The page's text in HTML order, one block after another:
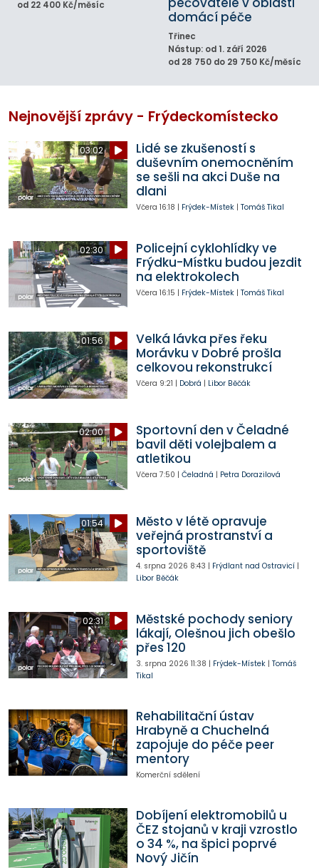
od 22 400 Kč/měsíc
domácí péče
Třinec
Nástup: od 1. září 2026
od 28 750 do 29 750 Kč/měsíc
Nejnovější zprávy - Frýdeckomístecko
03:02
Lidé se zkušeností s
duševním onemocněním
se sešli na akci Duše na
dlani
Včera 16:18 | Frýdek-Místek| Tomáš Tikal
02:30
Policejní cyklohlídky ve
Frýdku-Místku budou jezdit
na elektrokolech
Včera 16:15 | Frýdek-Místek| Tomáš Tikal
01:56
Velká lávka přes řeku
Morávku v Dobré prošla
celkovou rekonstrukcí
Včera 9:21 | Dobrá | Libor Běčák
02:00
Sportovní den v Čeladné
bavil děti volejbalem a
atletikou
Včera 7:50 | Čeladná | Petra Dorazilová
01:54
Město v létě opravuje
veřejná prostranství a
sportoviště
4. srpna 2026 8:43 | Frýdlant nad Ostravicí|
Libor Běčák
02:31
Městské pochody seniory
lákají, Olešnou jich obešlo
přes 120
3. srpna 2026 11:38 | Frýdek-Místek| Tomáš
Tikal
Rehabilitační ústav
Hrabyně a Chuchelná
zapojuje do péče peer
mentory
Komerční sdělení
Dobíjení elektromobilů u
ČEZ stojanů v kraji vzrostlo
o 34 %, na špici poprvé
Nový Jičín